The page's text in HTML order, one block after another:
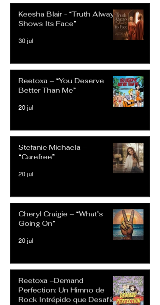
Keesha Blair - “Truth Always
Shows Its Face”
30 jul
Reetoxa – “You Deserve
Better Than Me”
20 jul
Stefanie Michaela –
“Carefree”
20 jul
Cheryl Craigie – “What’s
Going On”
20 jul
Reetoxa –Demand
Perfection: Un Himno de
Rock Intrépido que Desafía